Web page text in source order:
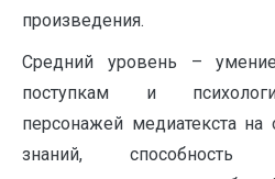
произведения.
Средний уровень – умение
поступкам и
персонажей медиатекста
знаний, способность